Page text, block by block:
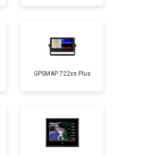
GPSMAP 722xs Plus